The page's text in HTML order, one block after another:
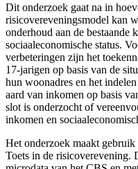
Dit onderzoek gaat na in
risicovereveningsmodel kan
onderhoud aan de bestaande
sociaaleconomische status.
verbeteringen zijn het
17-jarigen op basis van de
hun woonadres en het
aard van inkomen op basis
slot is onderzocht of
inkomen en
Het onderzoek maakt
Toets in de risicoverevening.